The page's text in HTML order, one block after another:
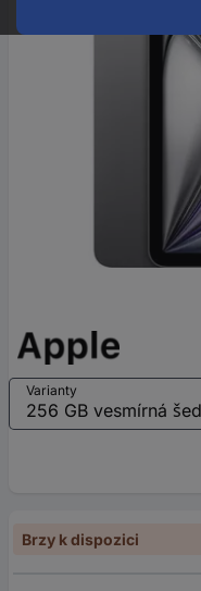
Varianty
Brzy k dispozici